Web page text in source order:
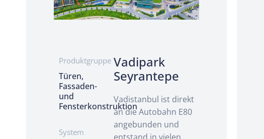
Produktgruppe
Türen,
Fassaden-
und
Fensterkonstruktion
System
Vadipark
Seyrantepe
Vadistanbul ist direkt
an die Autobahn E80
angebunden und